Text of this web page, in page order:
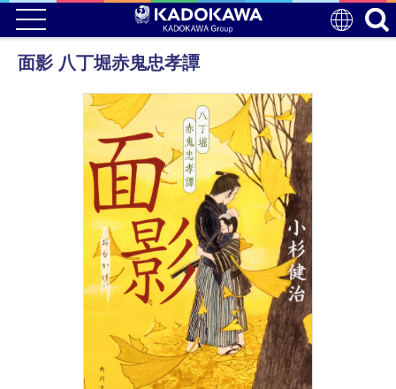
面影 八丁堀赤鬼忠孝譚